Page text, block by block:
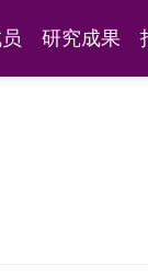
研究成果